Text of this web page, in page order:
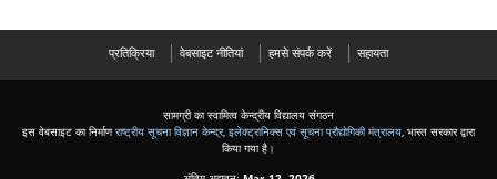
प्रतिक्रिया वेबसाइट नीतियां हमसे संपर्क करें सहायता
सामग्री का स्वामित्व केन्द्रीय विद्यालय संगठन
इस वेबसाइट का निर्माणराष्ट्रीय सूचना विज्ञान केन्द्र, इलेक्ट्रानिक्स एवं सूचना प्रौद्योगिकी मंत्रालय , भारत सरकार द्वारा
किया गया है।